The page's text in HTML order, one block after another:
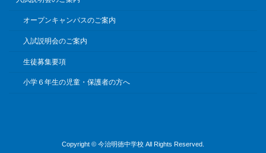
オープンキャンパスのご案内
入試説明会のご案内
生徒募集要項
小学６年生の児童・保護者の方へ
Copyright © 今治明徳中学校 All Rights Reserved.